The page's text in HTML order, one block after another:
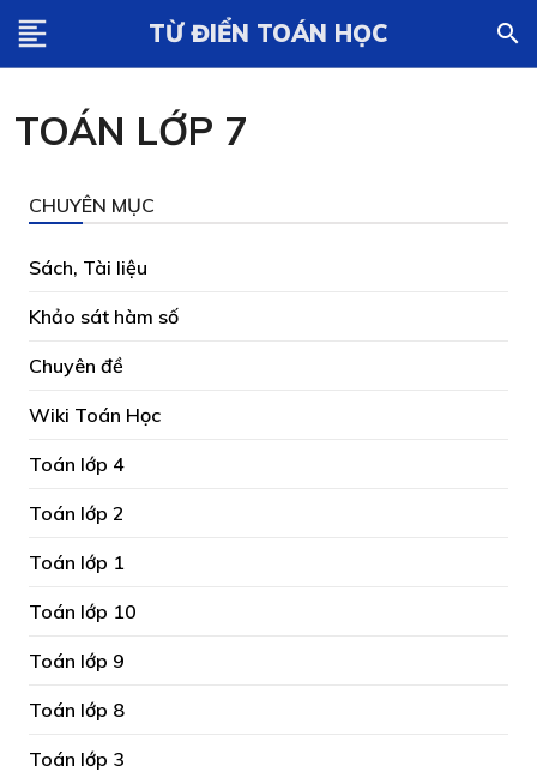
format_align_left TỪ ĐIỂN TOÁN HỌC search
TOÁN LỚP 7
CHUYÊN MỤC
Sách, Tài liệu
Khảo sát hàm số
Chuyên đề
Wiki Toán Học
Toán lớp 4
Toán lớp 2
Toán lớp 1
Toán lớp 10
Toán lớp 9
Toán lớp 8
Toán lớp 3